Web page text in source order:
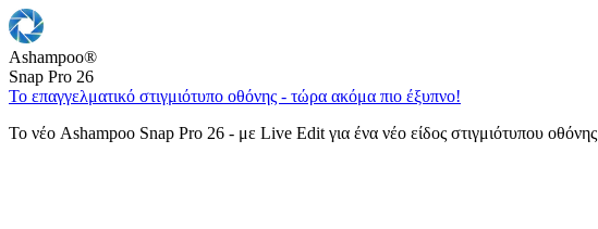
Ashampoo®
Snap Pro 26
Το επαγγελματικό στιγμιότυπο οθόνης - τώρα ακόμα πιο έξυπνο!
Το νέο Ashampoo Snap Pro 26 - με Live Edit για ένα νέο είδος στιγμιότυπου οθόνης